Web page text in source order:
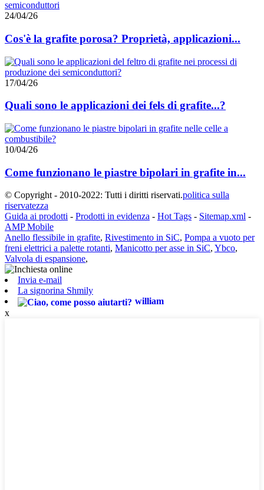
24/04/26
Cos'è la grafite porosa? Proprietà, applicazioni...
17/04/26
Quali sono le applicazioni dei fels di grafite...?
10/04/26
Come funzionano le piastre bipolari in grafite in...
© Copyright - 2010-2022: Tutti i diritti riservati.politica sulla
riservatezza
Guida ai prodotti - Prodotti in evidenza - Hot Tags - Sitemap.xml -
AMP Mobile
Anello flessibile in grafite, Rivestimento in SiC, Pompa a vuoto per
freni elettrici a palette rotanti, Manicotto per asse in SiC, Ybco,
Valvola di espansione,
Invia e-mail
La signorina Shmily
william
x